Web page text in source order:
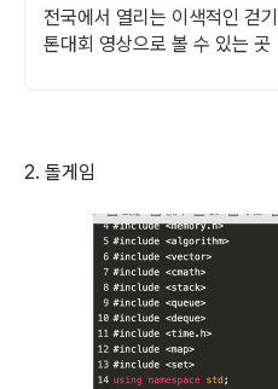
리고 싶으면 고고씽
전국에서 열리는 이색적인 걷
톤대회 영상으로 볼 수 있는 곳
2. 돌게임